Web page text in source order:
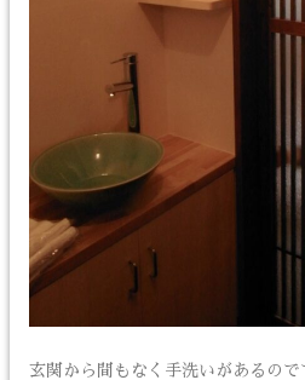
玄関から間もなく手洗いがあるの